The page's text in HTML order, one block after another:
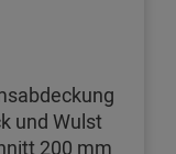
und Wulst
200 mm